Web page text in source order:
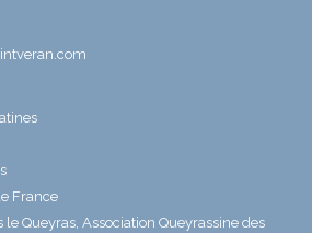
France
Queyras, Association Queyrassine des